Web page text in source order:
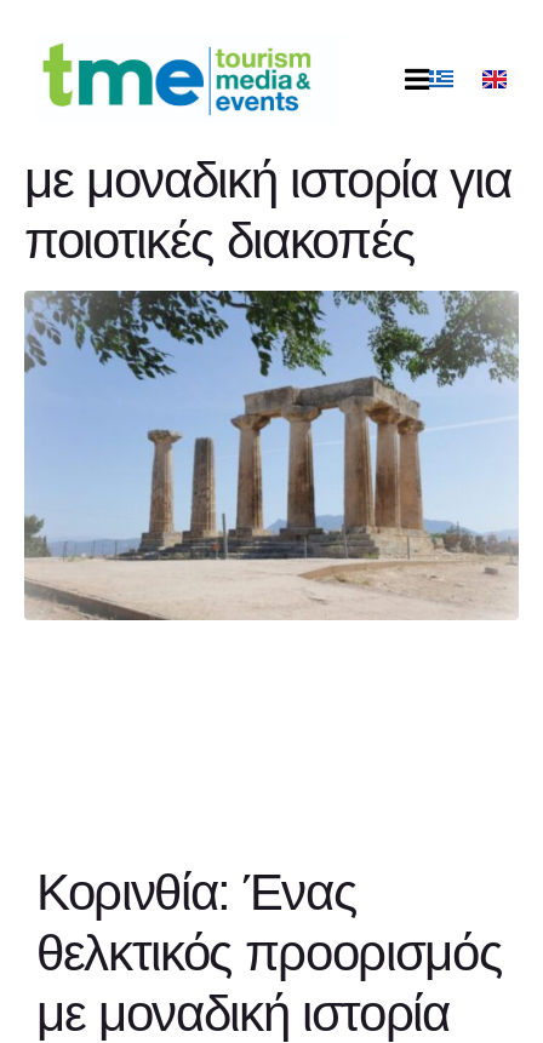
Κορινθία: Ένας
θελκτικός προορισμός
με μοναδική ιστορία για
ποιοτικές διακοπές
Κορινθία: Ένας
θελκτικός προορισμός
με μοναδική ιστορία